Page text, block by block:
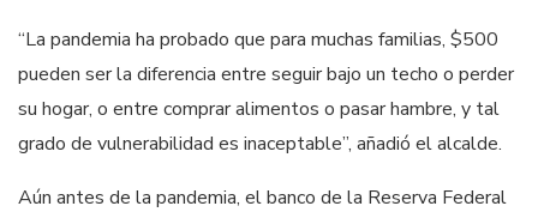
“La pandemia ha probado que para muchas familias, $500
pueden ser la diferencia entre seguir bajo un techo o perder
su hogar, o entre comprar alimentos o pasar hambre, y tal
grado de vulnerabilidad es inaceptable”, añadió el alcalde.
Aún antes de la pandemia, el banco de la Reserva Federal